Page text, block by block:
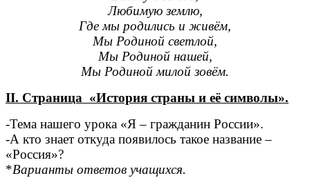
Любимую землю,
Где мы родились и живём,
Мы Родиной светлой,
Мы Родиной нашей,
Мы Родиной милой зовём.
II. Страница «История страны и её символы».
-Тема нашего урока «Я – гражданин России».
-А кто знает откуда появилось такое название –
«Россия»?
*Варианты ответов учащихся.